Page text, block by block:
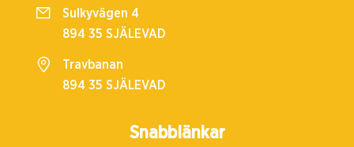
Snabblänkar
Sulkyvägen 4
894 35 SJÄLEVAD
Travbanan
894 35 SJÄLEVAD